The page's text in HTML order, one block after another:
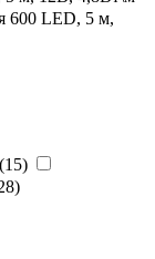
600 LED, 5 м,
15)
)